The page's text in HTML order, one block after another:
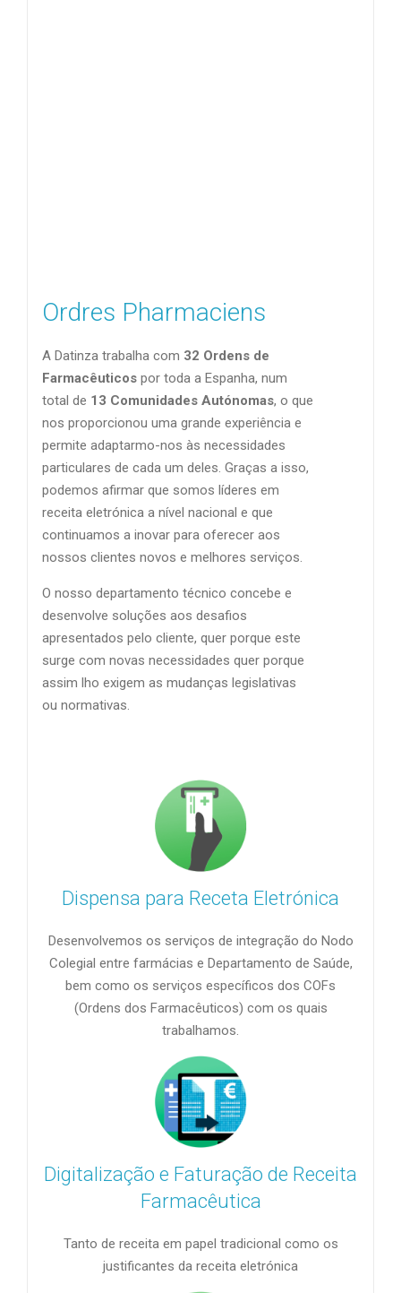
Ordres Pharmaciens
A Datinza trabalha com 32 Ordens de
Farmacêuticos por toda a Espanha, num
total de 13 Comunidades Autónomas, o que
nos proporcionou uma grande experiência e
permite adaptarmo-nos às necessidades
particulares de cada um deles. Graças a isso,
podemos afirmar que somos líderes em
receita eletrónica a nível nacional e que
continuamos a inovar para oferecer aos
nossos clientes novos e melhores serviços.
O nosso departamento técnico concebe e
desenvolve soluções aos desafios
apresentados pelo cliente, quer porque este
surge com novas necessidades quer porque
assim lho exigem as mudanças legislativas
ou normativas.
Dispensa para Receta Eletrónica
Desenvolvemos os serviços de integração do Nodo
Colegial entre farmácias e Departamento de Saúde,
bem como os serviços específicos dos COFs
(Ordens dos Farmacêuticos) com os quais
trabalhamos.
Digitalização e Faturação de Receita
Farmacêutica
Tanto de receita em papel tradicional como os
justificantes da receita eletrónica